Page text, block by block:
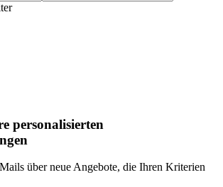
personalisierten
über neue Angebote, die Ihren Kriterien